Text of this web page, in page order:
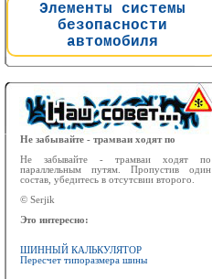
Элементы системы
безопасности
автомобиля
Не забывайте - трамваи ходят по
Не забывайте - трамваи ходят по
параллельным путям. Пропустив один
состав, убедитесь в отсутсвии второго.
© Serjik
Это интересно:
ШИННЫЙ КАЛЬКУЛЯТОР
Пересчет типоразмера шины